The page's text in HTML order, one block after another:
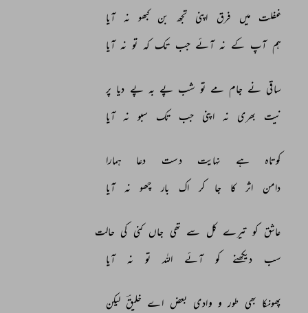
غفلت میں فرق اپنی تجھ بن کبھو نہ آیا
ہم آپ کے نہ آئے جب تک کہ تو نہ آیا
ساقی نے جام مے تو شب پے بہ پے دیا پر
نیت
بھری نہ اپنی جب تک سبو نہ آیا
کوتاہ ہے نہایت دست دعا
ہمارا
دامن
اثر کا جا کر اک بار چھو نہ آیا
عاشق کو تیرے کل سے تھی جاں کنی کی حالت
سب
دیکھنے کو آئے اللہ تو نہ آیا
پھونکا بھی طور و وادی بعض اے خلیقؔ لیکن